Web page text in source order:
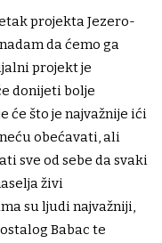
projekta Jezero-
da ćemo ga
projekt je
donijeti bolje
će što je najvažnije ići
obećavati, ali
sve od sebe da svaki
živi
su ljudi najvažniji,
Babac te